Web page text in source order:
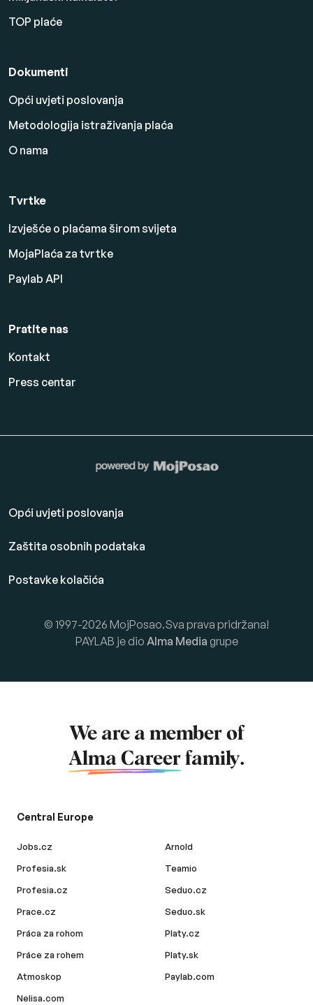
TOP plaće
Dokumenti
Opći uvjeti poslovanja
Metodologija istraživanja plaća
O nama
Tvrtke
Izvješće o plaćama širom svijeta
MojaPlaća za tvrtke
Paylab API
Pratite nas
Kontakt
Press centar
Opći uvjeti poslovanja
Zaštita osobnih podataka
Postavke kolačića
© 1997-2026 MojPosao.Sva prava pridržana!
PAYLAB je dio Alma Media grupe
We are a member of
Alma Career family.
Central Europe
Jobs.cz
Profesia.sk
Profesia.cz
Prace.cz
Práca za rohom
Práce za rohem
Atmoskop
Nelisa.com
Arnold
Teamio
Seduo.cz
Seduo.sk
Platy.cz
Platy.sk
Paylab.com